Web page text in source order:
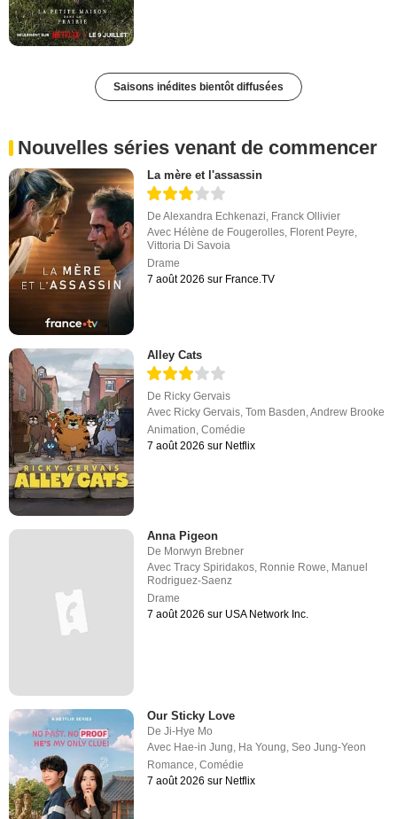
Saisons inédites bientôt diffusées
Nouvelles séries venant de commencer
La mère et l'assassin
DeAlexandra Echkenazi, Franck Ollivier
Avec Hélène de Fougerolles, Florent Peyre,
Vittoria Di Savoia
Drame
7 août 2026 sur France.TV
Alley Cats
De Ricky Gervais
Avec Ricky Gervais,Tom Basden,Andrew Brooke
Animation,Comédie
7 août 2026 sur Netflix
Anna Pigeon
De Morwyn Brebner
AvecTracy Spiridakos Ronnie Rowe Manuel
Rodriguez-Saenz
Drame
7 août 2026 sur USA Network Inc.
Our Sticky Love
DeJi-Hye Mo
Avec Hae-in Jung, Ha Young,Seo Jung-Yeon
Romance,Comédie
7 août 2026 sur Netflix